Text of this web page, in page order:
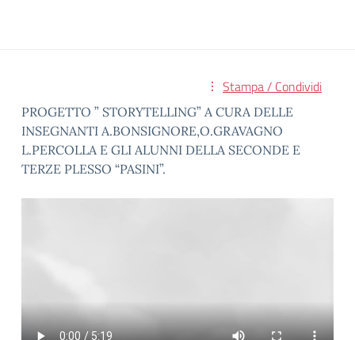
Stampa / Condividi
PROGETTO ” STORYTELLING” A CURA DELLE
INSEGNANTI A.BONSIGNORE,O.GRAVAGNO
L.PERCOLLA E GLI ALUNNI DELLA SECONDE E
TERZE PLESSO “PASINI”.